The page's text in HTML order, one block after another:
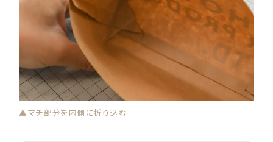
▲マチ部分を内側に折り込む